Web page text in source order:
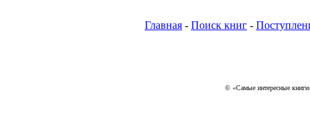
Главная - Поиск книг -
© «Самые интересные